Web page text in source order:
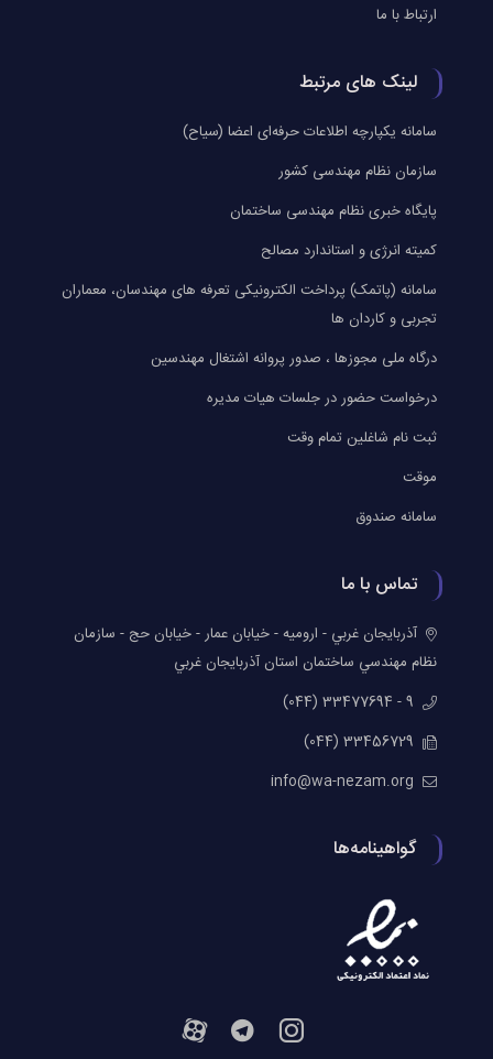
ارتباط با ما
لینک های مرتبط
سامانه یکپارچه اطلاعات حرفه‌ای اعضا (سیاح)
سازمان نظام مهندسی کشور
پایگاه خبری نظام مهندسی ساختمان
کمیته انرژی و استاندارد مصالح
سامانه (پاتمک) پرداخت الکترونیکی تعرفه های مهندسان، معماران
تجربی و کاردان ها
درگاه ملی مجوزها ، صدور پروانه اشتغال مهندسین
درخواست حضور در جلسات هیات مدیره
ثبت نام شاغلین تمام وقت
موقت
سامانه صندوق
تماس با ما
آذربايجان غربي - اروميه - خيابان عمار - خيابان حج - سازمان
نظام مهندسي ساختمان استان آذربايجان غربي
9 - 33477694 (044)
33456729 (044)
info@wa-nezam.org
گواهینامه‌ها